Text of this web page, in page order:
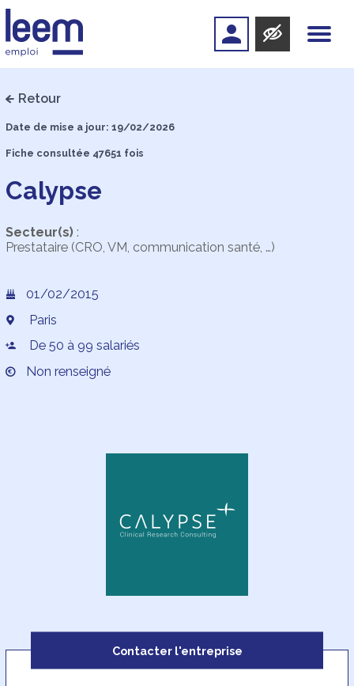
Retour
Date de mise a jour: 19/02/2026
Fiche consultée 47651 fois
Calypse
Secteur(s):
Prestataire (CRO, VM, communication santé, …)
01/02/2015
Paris
De 50 à 99 salariés
Non renseigné
Contacter l'entreprise